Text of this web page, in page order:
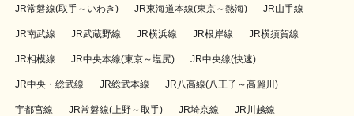
JR常磐線(取手～いわき) JR東海道本線(東京～熱海) JR山手線
JR南武線 JR武蔵野線 JR横浜線 JR根岸線 JR横須賀線
JR相模線 JR中央本線(東京～塩尻) JR中央線(快速)
JR中央・総武線 JR総武本線 JR八高線(八王子～高麗川)
宇都宮線 JR常磐線(上野～取手) JR埼京線 JR川越線